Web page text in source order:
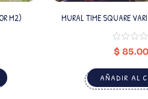
M2) MURAL TIME SQUARE
$
AÑADIR AL